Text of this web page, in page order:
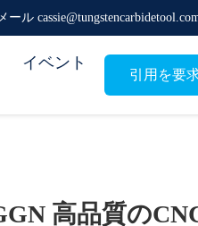
ール
イベント
引用を要
高品質の